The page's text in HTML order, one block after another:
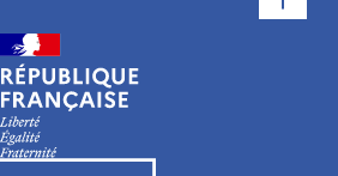
le site de l’Institut français